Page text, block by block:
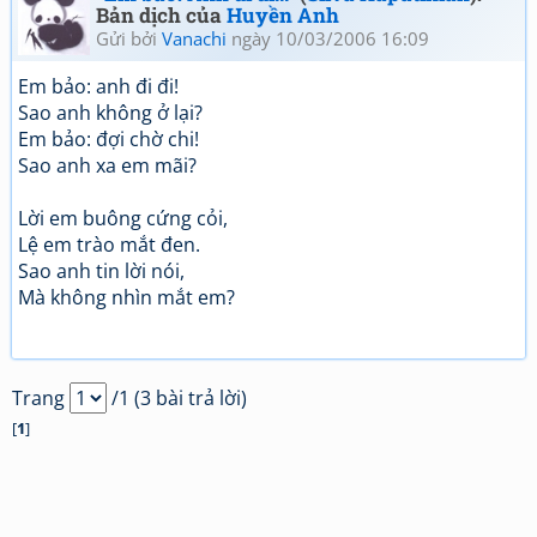
Bản dịch củaHuyền Anh
Gửi bởi Vanachi ngày 10/03/2006 16:09
Em bảo: anh đi đi!
Sao anh không ở lại?
Em bảo: đợi chờ chi!
Sao anh xa em mãi?
Lời em buông cứng cỏi,
Lệ em trào mắt đen.
Sao anh tin lời nói,
Mà không nhìn mắt em?
Trang /1 (3 bài trả lời)
[1]